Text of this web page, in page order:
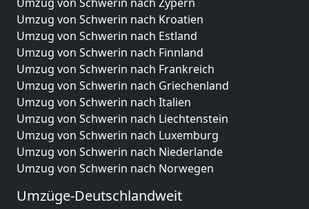
Umzug von Schwerin nach Kroatien
Umzug von Schwerin nach Estland
Umzug von Schwerin nach Finnland
Umzug von Schwerin nach Frankreich
Umzug von Schwerin nach Griechenland
Umzug von Schwerin nach Italien
Umzug von Schwerin nach Liechtenstein
Umzug von Schwerin nach Luxemburg
Umzug von Schwerin nach Niederlande
Umzug von Schwerin nach Norwegen
Umzüge-Deutschlandweit